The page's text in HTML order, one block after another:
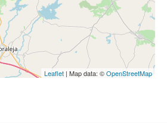
Leaflet | Map data: ©OpenStreetMap